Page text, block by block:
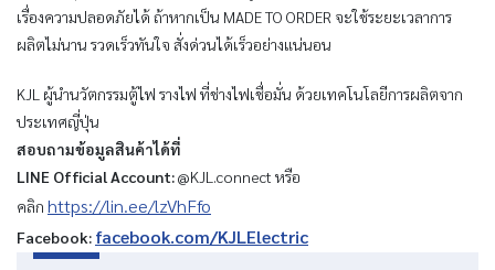
เรื่องความปลอดภัยได้ ถ้าหากเป็น MADE TO ORDER จะใช้ระยะเวลาการ
ผลิตไม่นาน รวดเร็วทันใจ สั่งด่วนได้เร็วอย่างแน่นอน
KJL ผู้นำนวัตกรรมตู้ไฟ รางไฟ ที่ช่างไฟเชื่อมั่น ด้วยเทคโนโลยีการผลิตจาก
ประเทศญี่ปุ่น
สอบถามข้อมูลสินค้าได้ที่
LINE Official Account:@KJL.connect หรือ
คลิก https://lin.ee/lzVhFfo
Facebook: facebook.com/KJLElectric